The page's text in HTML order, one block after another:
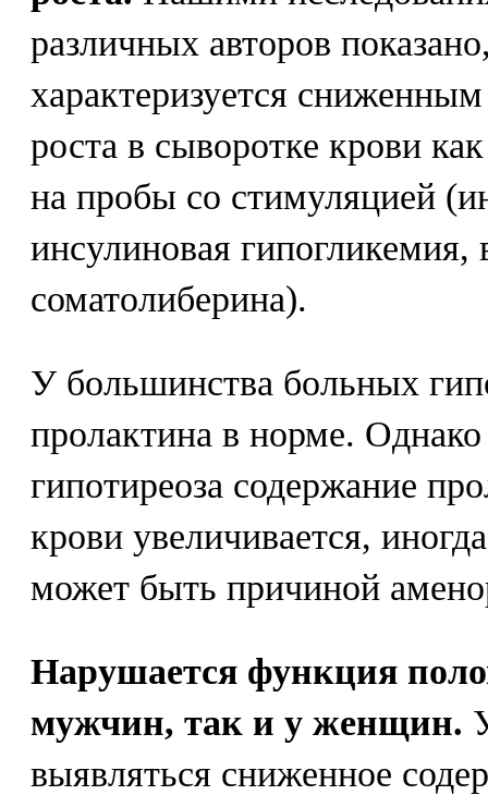
различных авторов
характеризуется
роста в сыворотке крови
на пробы со стимуляцией
инсулиновая гипогликемия,
соматолиберина).
У большинства больных
пролактина в норме.
гипотиреоза содержание
крови увеличивается,
может быть причиной
Нарушается функция
мужчин, так и у женщин.
выявляться сниженное